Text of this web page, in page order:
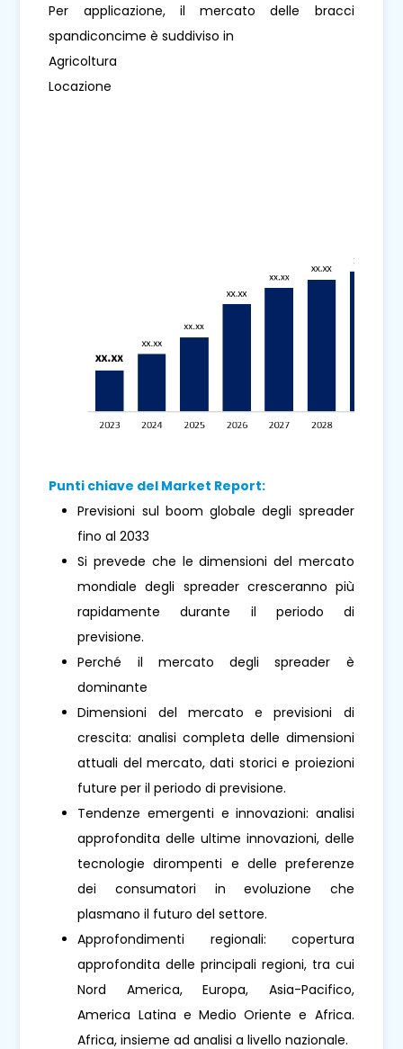
Per applicazione, il mercato delle bracci
spandiconcime è suddiviso in
Agricoltura
Locazione
Punti chiave del Market Report:
Previsioni sul boom globale degli spreader
fino al 2033
Si prevede che le dimensioni del mercato
mondiale degli spreader cresceranno più
rapidamente durante il periodo di
previsione.
Perché il mercato degli spreader è
dominante
Dimensioni del mercato e previsioni di
crescita: analisi completa delle dimensioni
attuali del mercato, dati storici e proiezioni
future per il periodo di previsione.
Tendenze emergenti e innovazioni: analisi
approfondita delle ultime innovazioni, delle
tecnologie dirompenti e delle preferenze
dei consumatori in evoluzione che
plasmano il futuro del settore.
Approfondimenti regionali: copertura
approfondita delle principali regioni, tra cui
Nord America, Europa, Asia-Pacifico,
America Latina e Medio Oriente e Africa.
Africa, insieme ad analisi a livello nazionale.